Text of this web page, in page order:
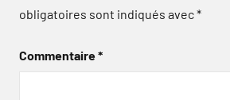
obligatoires sont indiqués avec*
Commentaire*